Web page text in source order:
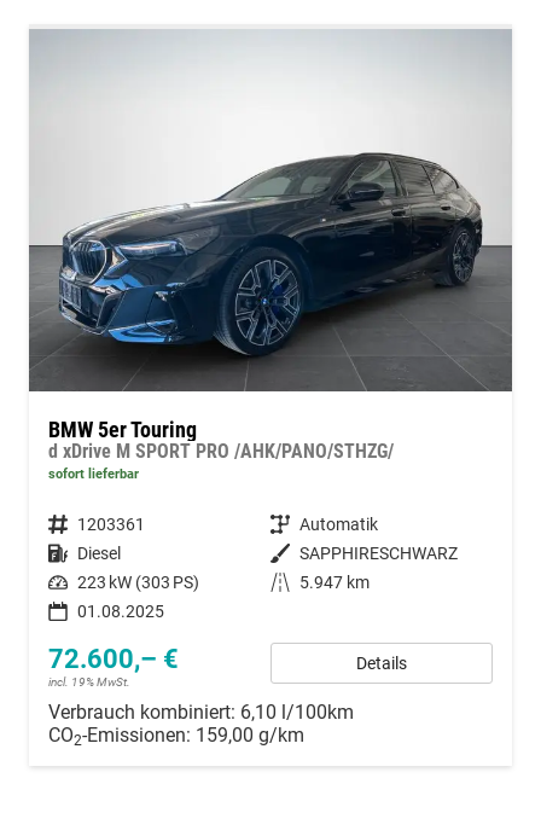
BMW 5er Touring
d xDrive M SPORT PRO /AHK/PANO/STHZG/
sofort lieferbar
Fahrzeugnummer 1203361 Getriebe Automatik
Kraftstoff Diesel Außenfarbe SAPPHIRESCHWARZ
Leistung 223 kW (303 PS) Kilometerstand
5.947 km
01.08.2025
72.600,– €
incl. 19% MwSt.
Details
Verbrauch kombiniert: 6,10 l/100km
CO2-Emissionen: 159,00 g/km